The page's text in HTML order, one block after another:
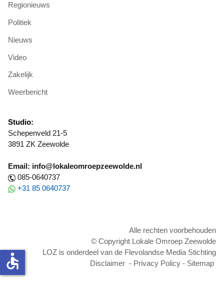
Regionieuws
Politiek
Nieuws
Video
Zakelijk
Weerbericht
Studio:
Schepenveld 21-5
3891 ZK Zeewolde
Email: info@lokaleomroepzeewolde.nl
085-0640737
+31 85 0640737
Alle rechten voorbehouden
© Copyright Lokale Omroep Zeewolde
LOZ is onderdeel van de Flevolandse Media Stichting
Disclaimer - Privacy Policy - Sitemap
accessible